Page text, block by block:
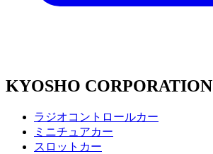
KYOSHO CORPORATION
ラジオコントロールカー
ミニチュアカー
スロットカー